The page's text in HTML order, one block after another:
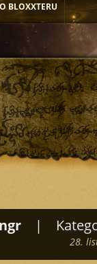
BLOXXTERU
|
28.